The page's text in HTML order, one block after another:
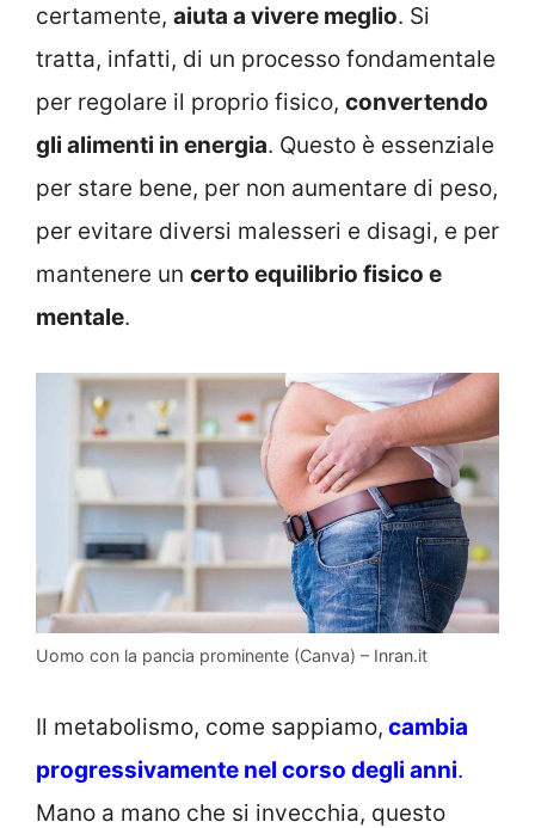
certamente, aiuta a vivere meglio. Si
tratta, infatti, di un processo fondamentale
per regolare il proprio fisico, convertendo
gli alimenti in energia. Questo è essenziale
per stare bene, per non aumentare di peso,
per evitare diversi malesseri e disagi, e per
mantenere un certo equilibrio fisico e
mentale.
Uomo con la pancia prominente (Canva) – Inran.it
Il metabolismo, come sappiamo, cambia
progressivamente nel corso degli anni.
Mano a mano che si invecchia, questo